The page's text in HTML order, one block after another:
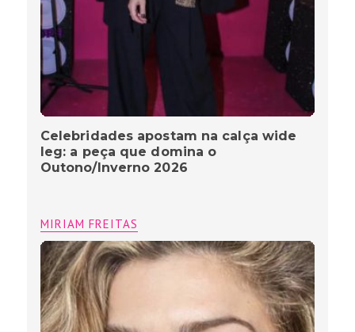
Celebridades apostam na calça wide
leg: a peça que domina o
Outono/Inverno 2026
MIRIAM FREITAS